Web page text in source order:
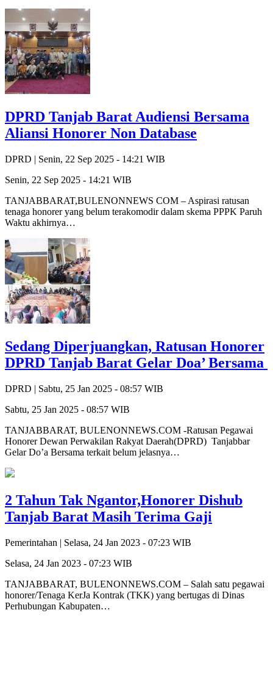
DPRD Tanjab Barat Audiensi Bersama
Aliansi Honorer Non Database
DPRD | Senin, 22 Sep 2025 - 14:21 WIB
Senin, 22 Sep 2025 - 14:21 WIB
TANJABBARAT,BULENONNEWS COM – Aspirasi ratusan
tenaga honorer yang belum terakomodir dalam skema PPPK Paruh
Waktu akhirnya…
Sedang Diperjuangkan, Ratusan Honorer
DPRD Tanjab Barat Gelar Doa’ Bersama
DPRD | Sabtu, 25 Jan 2025 - 08:57 WIB
Sabtu, 25 Jan 2025 - 08:57 WIB
TANJABBARAT, BULENONNEWS.COM -Ratusan Pegawai
Honorer Dewan Perwakilan Rakyat Daerah(DPRD) Tanjabbar
Gelar Do’a Bersama terkait belum jelasnya…
2 Tahun Tak Ngantor,Honorer Dishub
Tanjab Barat Masih Terima Gaji
Pemerintahan | Selasa, 24 Jan 2023 - 07:23 WIB
Selasa, 24 Jan 2023 - 07:23 WIB
TANJABBARAT, BULENONNEWS.COM – Salah satu pegawai
honorer/Tenaga KerJa Kontrak (TKK) yang bertugas di Dinas
Perhubungan Kabupaten…